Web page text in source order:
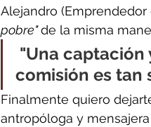
Alejandro (Emprendedor
pobre" de la misma
"Una captación
comisión es tan
Finalmente quiero
antropóloga y